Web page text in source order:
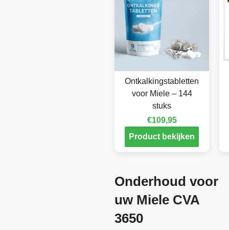
Ontkalkingstabletten
voor Miele – 144
stuks
€109,95
Product bekijken
Onderhoud voor
uw Miele CVA
3650